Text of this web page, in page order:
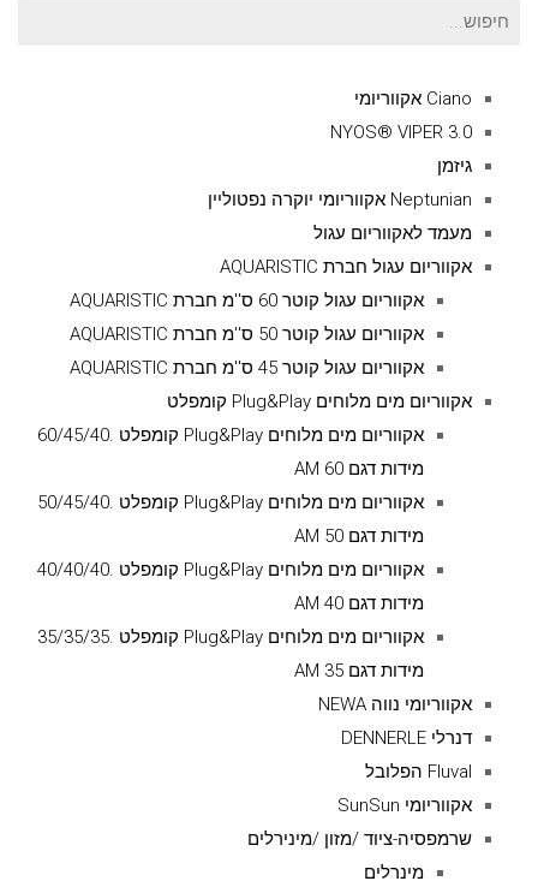
חיפוש
Ciano אקווריומי
NYOS® VIPER 3.0
גיזמן
Neptunian אקווריומי יוקרה נפטוליין
מעמד לאקווריום עגול
אקווריום עגול חברת AQUARISTIC
אקווריום עגול קוטר 60 ס''מ חברת AQUARISTIC
אקווריום עגול קוטר 50 ס''מ חברת AQUARISTIC
אקווריום עגול קוטר 45 ס''מ חברת AQUARISTIC
אקווריום מים מלוחים Plug&Play קומפלט
אקווריום מים מלוחים Plug&Play קומפלט .60/45/40
מידות דגם AM 60
אקווריום מים מלוחים Plug&Play קומפלט .50/45/40
מידות דגם AM 50
אקווריום מים מלוחים Plug&Play קומפלט .40/40/40
מידות דגם AM 40
אקווריום מים מלוחים Plug&Play קומפלט .35/35/35
מידות דגם AM 35
אקווריומי נווה NEWA
דנרלי DENNERLE
Fluval הפלובל
אקווריומי SunSun
שרמפסיה-ציוד /מזון /מינירלים
מינרלים